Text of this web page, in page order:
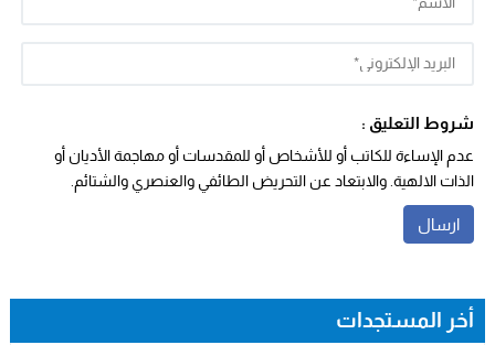
شروط التعليق :
عدم الإساءة للكاتب أو للأشخاص أو للمقدسات أو مهاجمة الأديان أو
الذات الالهية. والابتعاد عن التحريض الطائفي والعنصري والشتائم.
أخر المستجدات